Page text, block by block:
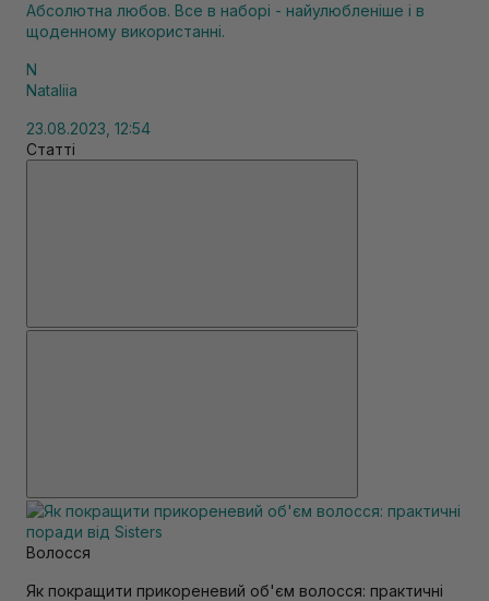
Абсолютна любов. Все в наборі - найулюбленіше і в
щоденному використанні.
N
Nataliia
23.08.2023, 12:54
Статті
Волосся
Як покращити прикореневий об'єм волосся: практичні